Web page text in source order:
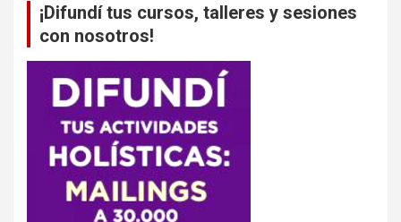
¡Difundí tus cursos, talleres y sesiones
con nosotros!